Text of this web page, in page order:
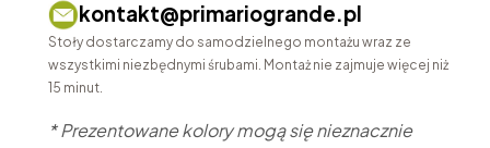
kontakt@primariogrande.pl
Stoły dostarczamy do samodzielnego montażu wraz ze
wszystkimi niezbędnymi śrubami. Montaż nie zajmuje więcej niż
15 minut.
* Prezentowane kolory mogą się nieznacznie